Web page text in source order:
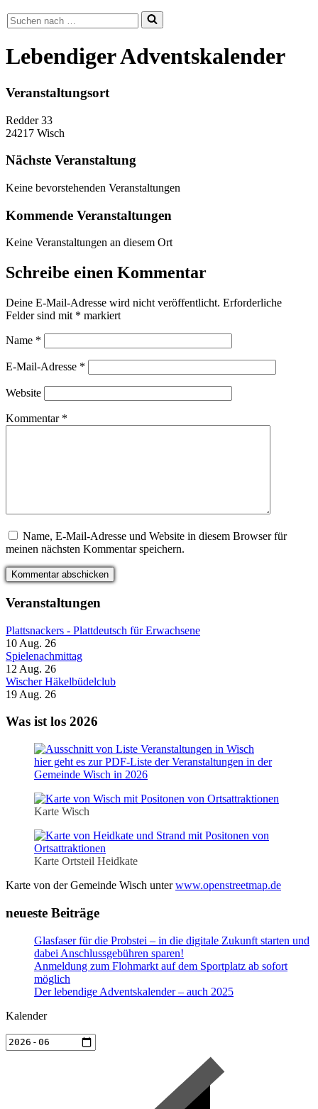
Suchen
nach …
Lebendiger Adventskalender
Veranstaltungsort
Redder 33
24217 Wisch
Nächste Veranstaltung
Keine bevorstehenden Veranstaltungen
Kommende Veranstaltungen
Keine Veranstaltungen an diesem Ort
Schreibe einen Kommentar
Deine E-Mail-Adresse wird nicht veröffentlicht. Erforderliche
Felder sind mit * markiert
Name *
E-Mail-Adresse *
Website
Kommentar *
Name, E-Mail-Adresse und Website in diesem Browser für
meinen nächsten Kommentar speichern.
Veranstaltungen
Plattsnackers - Plattdeutsch für Erwachsene
10 Aug. 26
Spielenachmittag
12 Aug. 26
Wischer Häkelbüdelclub
19 Aug. 26
Was ist los 2026
hier geht es zur PDF-Liste der Veranstaltungen in der
Gemeinde Wisch in 2026
Karte Wisch
Karte Ortsteil Heidkate
Karte von der Gemeinde Wisch unterwww.openstreetmap.de
neueste Beiträge
Glasfaser für die Probstei – in die digitale Zukunft starten und
dabei Anschlussgebühren sparen!
Anmeldung zum Flohmarkt auf dem Sportplatz ab sofort
möglich
Der lebendige Adventskalender – auch 2025
Kalender